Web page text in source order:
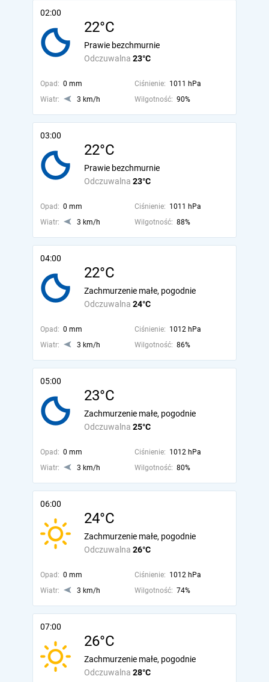
02:00
22°C
Odczuwalna 23°C
Prawie bezchmurnie
Opad: 0 mm Ciśnienie: 1011 hPa
Wiatr:
3 km/h Wilgotność: 90%
03:00
22°C
Odczuwalna 23°C
Prawie bezchmurnie
Opad: 0 mm Ciśnienie: 1011 hPa
Wiatr:
3 km/h Wilgotność: 88%
04:00
22°C
Odczuwalna 24°C
Zachmurzenie małe, pogodnie
Opad: 0 mm Ciśnienie: 1012 hPa
Wiatr:
3 km/h Wilgotność: 86%
05:00
23°C
Odczuwalna 25°C
Zachmurzenie małe, pogodnie
Opad: 0 mm Ciśnienie: 1012 hPa
Wiatr:
3 km/h Wilgotność: 80%
06:00
24°C
Odczuwalna 26°C
Zachmurzenie małe, pogodnie
Opad: 0 mm Ciśnienie: 1012 hPa
Wiatr:
3 km/h Wilgotność: 74%
07:00
26°C
Odczuwalna 28°C
Zachmurzenie małe, pogodnie